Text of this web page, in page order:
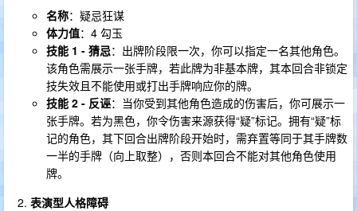
名称：疑忌狂谋
体力值：4 勾玉
技能 1 - 猜忌：出牌阶段限一次，你可以指定一名其他角色。
该角色需展示一张手牌，若此牌为非基本牌，其本回合非锁定
技失效且不能使用或打出手牌响应你的牌。
技能 2 - 反诬：当你受到其他角色造成的伤害后，你可展示一
张手牌。若为黑色，你令伤害来源获得“疑”标记。拥有“疑”标
记的角色，其下回合出牌阶段开始时，需弃置等同于其手牌数
一半的手牌（向上取整），否则本回合不能对其他角色使用
牌。
表演型人格障碍